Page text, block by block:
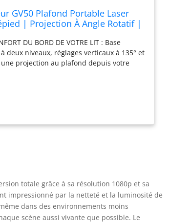
GV50 Plafond Portable Laser
| Projection À Angle Rotatif |
| Chromecast & AirPlay
DU BORD DE VOTRE LIT : Base
deux niveaux, réglages verticaux à 135° et
projection au plafond depuis votre
et keystone 2D automatiques pour des
avec Netflix, Google Assistant, prise en
depuis divers appareils. DES IMAGES
: Source lumineuse laser 500
degrés avec deux tweeters de 5 W et
basses améliorées.
totale grâce à sa résolution 1080p et sa
impressionné par la netteté et la luminosité de
dans des environnements moins
scène aussi vivante que possible. Le